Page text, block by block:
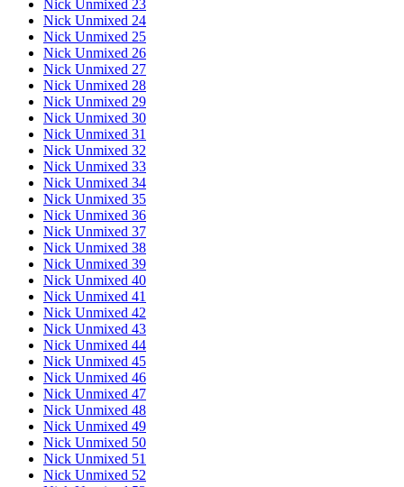
Nick Unmixed 23
Nick Unmixed 24
Nick Unmixed 25
Nick Unmixed 26
Nick Unmixed 27
Nick Unmixed 28
Nick Unmixed 29
Nick Unmixed 30
Nick Unmixed 31
Nick Unmixed 32
Nick Unmixed 33
Nick Unmixed 34
Nick Unmixed 35
Nick Unmixed 36
Nick Unmixed 37
Nick Unmixed 38
Nick Unmixed 39
Nick Unmixed 40
Nick Unmixed 41
Nick Unmixed 42
Nick Unmixed 43
Nick Unmixed 44
Nick Unmixed 45
Nick Unmixed 46
Nick Unmixed 47
Nick Unmixed 48
Nick Unmixed 49
Nick Unmixed 50
Nick Unmixed 51
Nick Unmixed 52